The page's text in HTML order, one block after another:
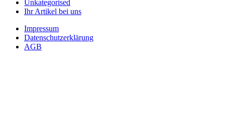
Unkategorised
Ihr Artikel bei uns
Impressum
Datenschutzerklärung
AGB